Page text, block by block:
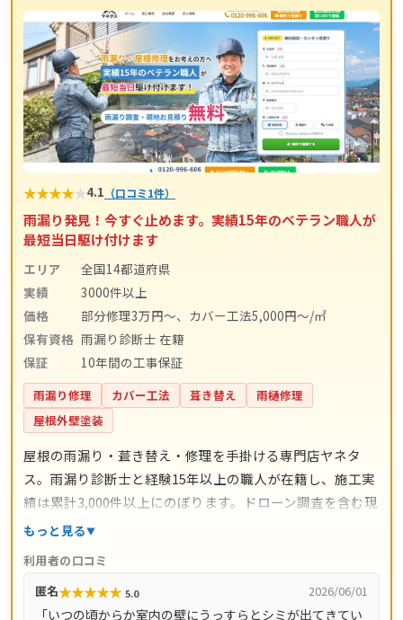
★★★★★4.1 （口コミ1件）
雨漏り発見！今すぐ止めます。実績15年のベテラン職人が
最短当日駆け付けます
エリア
全国14都道府県
実績
3000件以上
価格
部分修理3万円～、カバー工法5,000円～/㎡
保有資格 雨漏り診断士 在籍
保証
10年間の工事保証
雨漏り修理 カバー工法 葺き替え
雨樋修理
屋根外壁塗装
屋根の雨漏り・葺き替え・修理を手掛ける専門店ヤネタ
ス。雨漏り診断士と経験15年以上の職人が在籍し、施工実
績は累計3,000件以上にのぼります。ドローン調査を含む現
地調査・お見積り・出張費は無料。瓦ずれ直し1,500円〜/
㎡と料金の目安が明確で、自社職人の直接施工により中間
マージンがかかりません。施工後は10年間の工事保証付
もっと見る
利用者の口コミ
匿名★★★★★ 5.0 2026/06/01
「いつの頃からか室内の壁にうっすらとシミが出てきてい